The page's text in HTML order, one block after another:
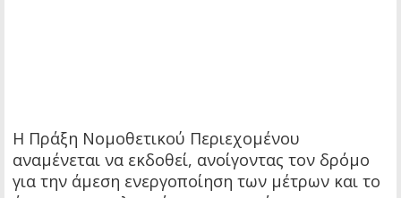
Η Πράξη Νομοθετικού Περιεχομένου
αναμένεται να εκδοθεί, ανοίγοντας τον δρόμο
για την άμεση ενεργοποίηση των μέτρων και το